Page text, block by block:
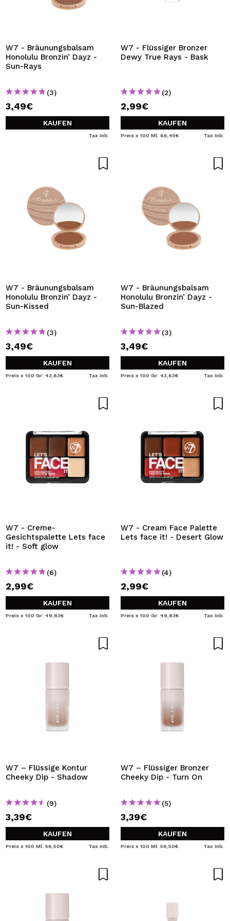
W7 - Bräunungsbalsam
Honolulu Bronzin’ Dayz -
Sun-Rays
(3)
3,49€
KAUFEN
Tax Inb.
W7 - Flüssiger Bronzer
Dewy True Rays - Bask
(2)
2,99€
KAUFEN
Preis x 100 Ml: 66,45€ Tax Inb.
W7 - Bräunungsbalsam
Honolulu Bronzin’ Dayz -
Sun-Kissed
(3)
3,49€
KAUFEN
Preis x 100 Gr: 43,63€ Tax Inb.
W7 - Bräunungsbalsam
Honolulu Bronzin’ Dayz -
Sun-Blazed
(3)
3,49€
KAUFEN
Preis x 100 Gr: 43,63€ Tax Inb.
W7 - Creme-
Gesichtspalette Lets face
it! - Soft glow
(6)
2,99€
KAUFEN
Preis x 100 Gr: 49,83€ Tax Inb.
W7 - Cream Face Palette
Lets face it! - Desert Glow
(4)
2,99€
KAUFEN
Preis x 100 Gr: 49,83€ Tax Inb.
W7 – Flüssige Kontur
Cheeky Dip - Shadow
(9)
3,39€
KAUFEN
Preis x 100 Ml: 56,50€ Tax Inb.
W7 – Flüssiger Bronzer
Cheeky Dip - Turn On
(5)
3,39€
KAUFEN
Preis x 100 Ml: 56,50€ Tax Inb.